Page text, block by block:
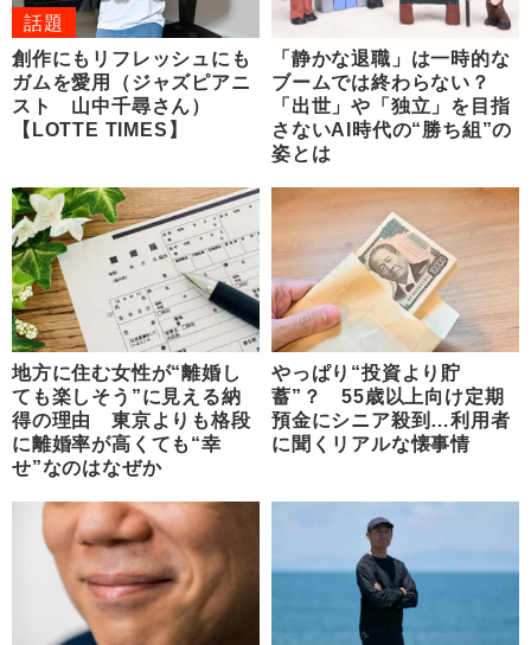
話題
創作にもリフレッシュにも
ガムを愛用（ジャズピアニ
スト 山中千尋さん）
【LOTTE TIMES】
「静かな退職」は一時的な
ブームでは終わらない？
「出世」や「独立」を目指
さないAI時代の“勝ち組”の
姿とは
地方に住む女性が“離婚し
ても楽しそう”に見える納
得の理由 東京よりも格段
に離婚率が高くても“幸
せ”なのはなぜか
やっぱり“投資より貯
蓄”？ 55歳以上向け定期
預金にシニア殺到…利用者
に聞くリアルな懐事情